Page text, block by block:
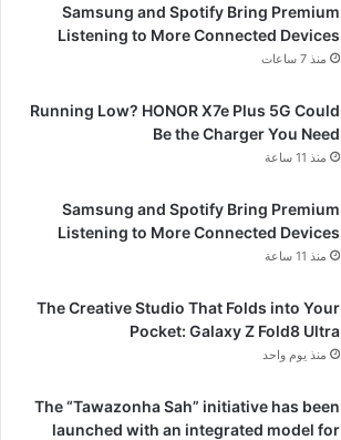
Samsung and Spotify Bring Premium
Listening to More Connected Devices
منذ 7 ساعات
Running Low? HONOR X7e Plus 5G Could
Be the Charger You Need
منذ 11 ساعة
Samsung and Spotify Bring Premium
Listening to More Connected Devices
منذ 11 ساعة
The Creative Studio That Folds into Your
Pocket: Galaxy Z Fold8 Ultra
منذ يوم واحد
The “Tawazonha Sah” initiative has been
launched with an integrated model for